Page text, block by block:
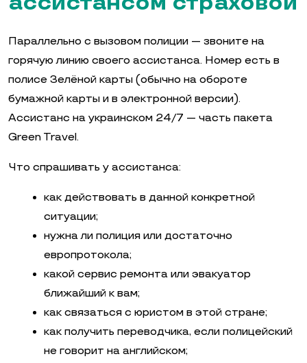
Параллельно с вызовом полиции — звоните на
горячую линию своего ассистанса. Номер есть в
полисе Зелёной карты (обычно на обороте
бумажной карты и в электронной версии).
Ассистанс на украинском 24/7 — часть пакета
Green Travel.
Что спрашивать у ассистанса:
как действовать в данной конкретной
ситуации;
нужна ли полиция или достаточно
европротокола;
какой сервис ремонта или эвакуатор
ближайший к вам;
как связаться с юристом в этой стране;
как получить переводчика, если полицейский
не говорит на английском;